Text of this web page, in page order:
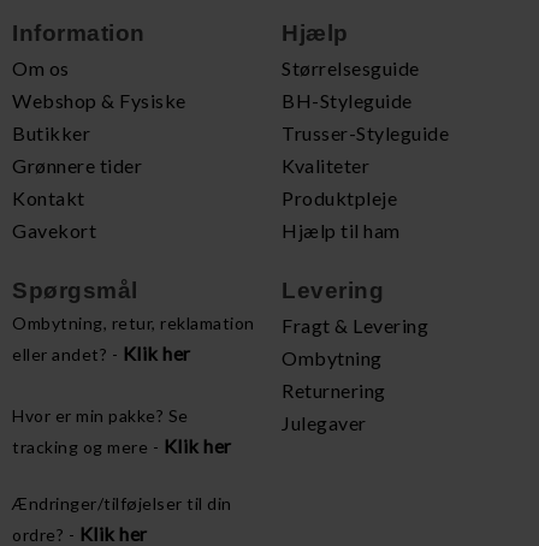
Information
Om os
Webshop & Fysiske
Butikker
Grønnere tider
Kontakt
Gavekort
Hjælp
Størrelsesguide
BH-Styleguide
Trusser-Styleguide
Kvaliteter
Produktpleje
Hjælp til ham
Spørgsmål
Ombytning, retur, reklamation
eller andet? - Klik her
Hvor er min pakke? Se
tracking og mere - Klik her
Ændringer/tilføjelser til din
ordre? - Klik her
Levering
Fragt & Levering
Ombytning
Returnering
Julegaver